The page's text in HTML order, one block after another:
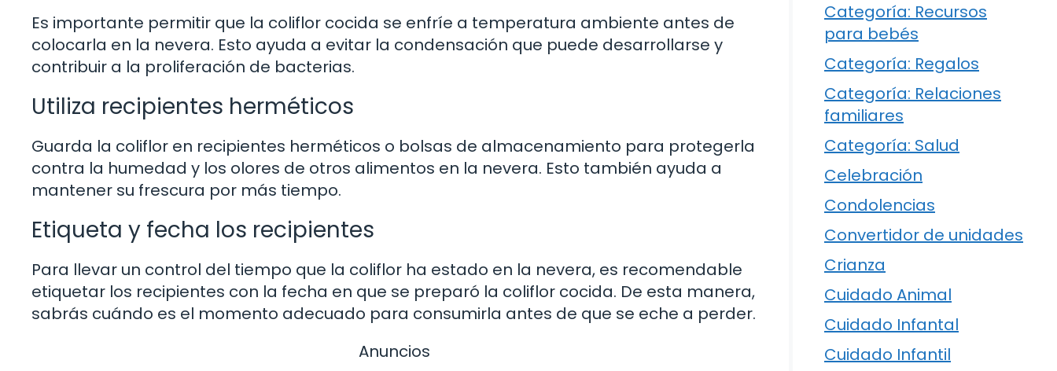
Es importante permitir que la coliflor cocida se enfríe a temperatura ambiente antes de
colocarla en la nevera. Esto ayuda a evitar la condensación que puede desarrollarse y
contribuir a la proliferación de bacterias.
Utiliza recipientes herméticos
Guarda la coliflor en recipientes herméticos o bolsas de almacenamiento para protegerla
contra la humedad y los olores de otros alimentos en la nevera. Esto también ayuda a
mantener su frescura por más tiempo.
Etiqueta y fecha los recipientes
Para llevar un control del tiempo que la coliflor ha estado en la nevera, es recomendable
etiquetar los recipientes con la fecha en que se preparó la coliflor cocida. De esta manera,
sabrás cuándo es el momento adecuado para consumirla antes de que se eche a perder.
Anuncios
Categoría: Recursos
para bebés
Categoría: Regalos
Categoría: Relaciones
familiares
Categoría: Salud
Celebración
Condolencias
Convertidor de unidades
Crianza
Cuidado Animal
Cuidado Infantal
Cuidado Infantil